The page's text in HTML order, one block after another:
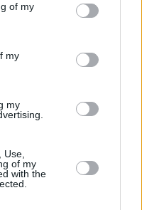
of my
my
my
of my
with the